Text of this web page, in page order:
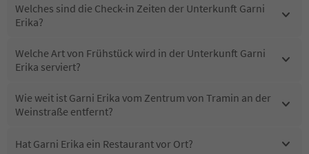
Welches sind die Check-in Zeiten der Unterkunft Garni
Erika?
Welche Art von Frühstück wird in der Unterkunft Garni
Erika serviert?
Wie weit ist Garni Erika vom Zentrum von Tramin an der
Weinstraße entfernt?
Hat Garni Erika ein Restaurant vor Ort?